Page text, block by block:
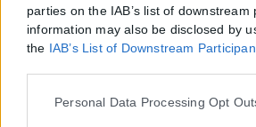
parties on the IAB’s list of downstream
information may also be disclosed by
the IAB’s List of Downstream
Please note that this website/app uses
Personal Data Processing Opt